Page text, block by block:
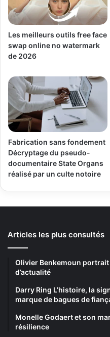
Les meilleurs outils free face
swap online no watermark
de 2026
Fabrication sans fondement
Décryptage du pseudo-
documentaire State Organs
réalisé par un culte notoire
Articles les plus consultés
Olivier Benkemoun
d’actualité
Darry Ring L’histoire, la
marque de bagues de
Monelle Godaert et son
résilience